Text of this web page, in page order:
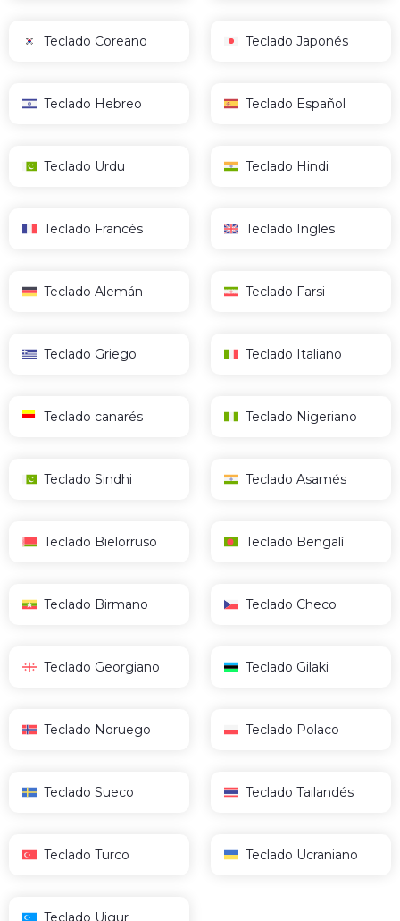
Teclado Coreano Teclado Japonés
Teclado Hebreo Teclado Español
Teclado Urdu Teclado Hindi
Teclado Francés Teclado Ingles
Teclado Alemán Teclado Farsi
Teclado Griego Teclado Italiano
Teclado canarés Teclado Nigeriano
Teclado Sindhi Teclado Asamés
Teclado Bielorruso Teclado Bengalí
Teclado Birmano Teclado Checo
Teclado Georgiano Teclado Gilaki
Teclado Noruego Teclado Polaco
Teclado Sueco Teclado Tailandés
Teclado Turco Teclado Ucraniano
Teclado Uigur